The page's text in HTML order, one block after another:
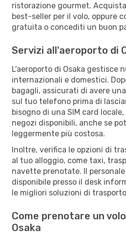
ristorazione gourmet.
best-seller per il volo, oppure
gratuita o concediti un buon
Servizi all'aeroporto di
L'aeroporto di Osaka gestisce
internazionali e domestici.
bagagli, assicurati di avere
sul tuo telefono prima di
bisogno di una SIM card
negozi disponibili, anche se
leggermente più costosa.
Inoltre, verifica le opzioni di
al tuo alloggio, come taxi,
navette prenotate. Il
disponibile presso il desk
le migliori soluzioni di
Come prenotare un
Osaka